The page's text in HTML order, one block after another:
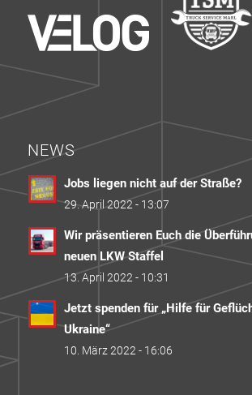
NEWS
Jobs liegen nicht auf der Straße?
29. April 2022 - 13:07
Wir präsentieren Euch die
neuen LKW Staffel
13. April 2022 - 10:31
Jetzt spenden für „Hilfe für
Ukraine“
10. März 2022 - 16:06